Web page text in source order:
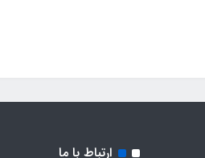
ارتباط با ما